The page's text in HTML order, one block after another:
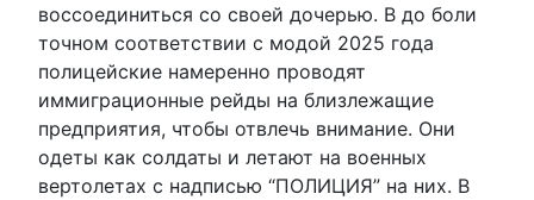
воссоединиться со своей дочерью. В до боли
точном соответствии с модой 2025 года
полицейские намеренно проводят
иммиграционные рейды на близлежащие
предприятия, чтобы отвлечь внимание. Они
одеты как солдаты и летают на военных
вертолетах с надписью “ПОЛИЦИЯ” на них. В